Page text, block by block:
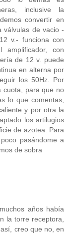
inclusive la
convertir en
válvulas de vacio -
v.- funciona con
con
de 12 v. puede
en alterna por
los 50Hz. Por
cuota, para que no
lo que comentas,
y por otra la
los artilugios
de azotea. Para
pasándome a
de sobra
años había
la torre receptora,
creo que no, en